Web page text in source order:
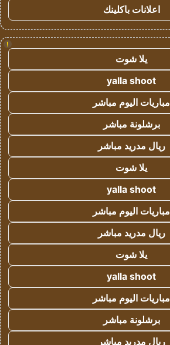
اعلانات باكلينك
!
يلا شوت
yalla shoot
مباريات اليوم مباشر
برشلونة مباشر
ريال مدريد مباشر
يلا شوت
yalla shoot
مباريات اليوم مباشر
ريال مدريد مباشر
يلا شوت
yalla shoot
مباريات اليوم مباشر
برشلونة مباشر
ريال مدريد مباشر